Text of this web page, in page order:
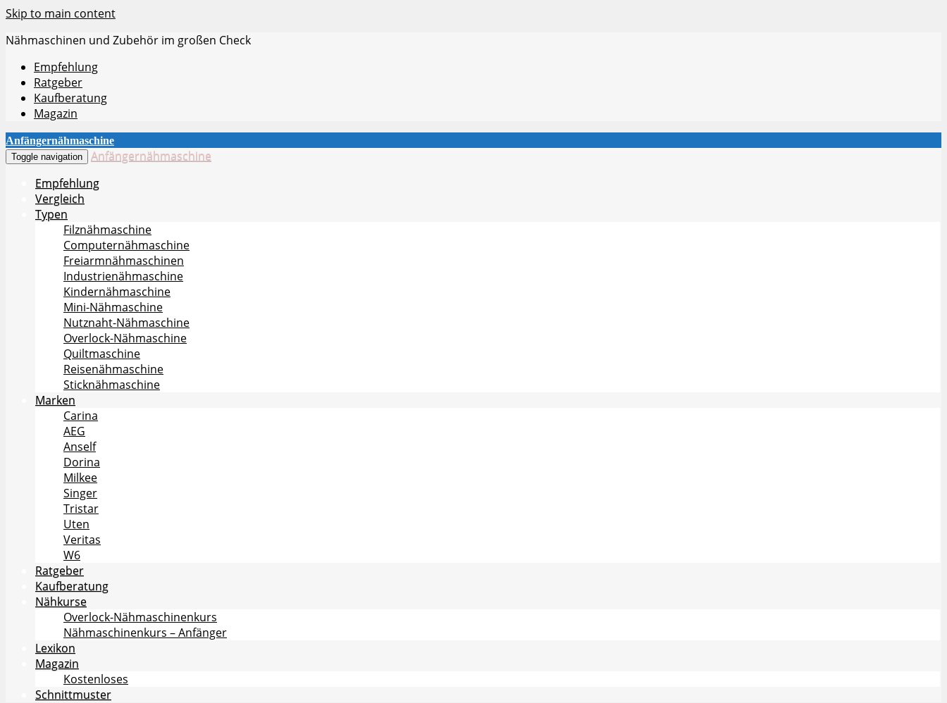
Skip to main content
Nähmaschinen und Zubehör im großen Check
Empfehlung
Ratgeber
Kaufberatung
Magazin
Anfängernähmaschine
Toggle navigation
Anfängernähmaschine
Empfehlung
Vergleich
Typen
Filznähmaschine
Computernähmaschine
Freiarmnähmaschinen
Industrienähmaschine
Kindernähmaschine
Mini-Nähmaschine
Nutznaht-Nähmaschine
Overlock-Nähmaschine
Quiltmaschine
Reisenähmaschine
Sticknähmaschine
Marken
Carina
AEG
Anself
Dorina
Milkee
Singer
Tristar
Uten
Veritas
W6
Ratgeber
Kaufberatung
Nähkurse
Overlock-Nähmaschinenkurs
Nähmaschinenkurs – Anfänger
Lexikon
Magazin
Kostenloses
Schnittmuster